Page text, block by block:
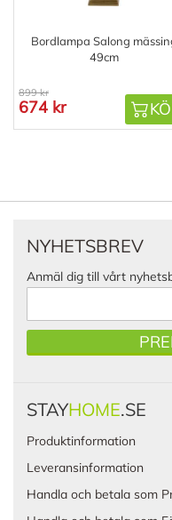
Bordlampa Salong
49cm
899 kr
674 kr
NYHETSBREV
Anmäl dig till vårt
STAYHOME.SE
Produktinformation
Leveransinformation
Handla och betala som